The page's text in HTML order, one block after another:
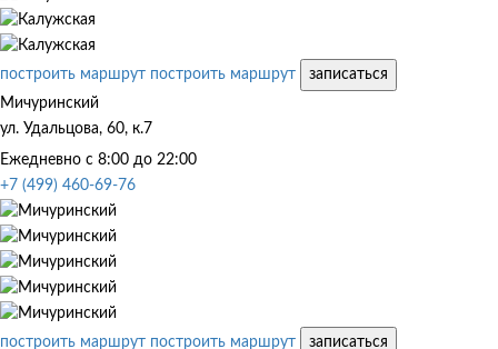
построить маршрут построить маршрут
записаться
Мичуринский
ул. Удальцова, 60, к.7
Ежедневно с 8:00 до 22:00
+7 (499) 460-69-76
построить маршрут построить маршрут
записаться